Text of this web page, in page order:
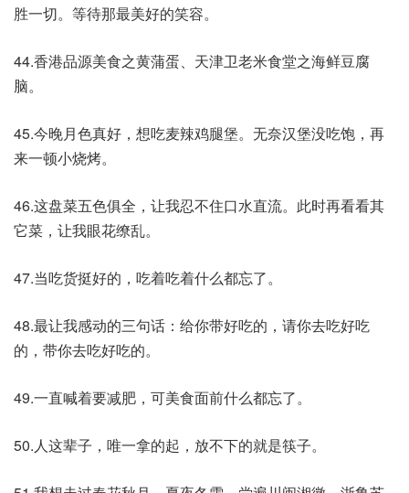
胜一切。等待那最美好的笑容。
44.香港品源美食之黄蒲蛋、天津卫老米食堂之海鲜豆腐
脑。
45.今晚月色真好，想吃麦辣鸡腿堡。无奈汉堡没吃饱，再
来一顿小烧烤。
46.这盘菜五色俱全，让我忍不住口水直流。此时再看看其
它菜，让我眼花缭乱。
47.当吃货挺好的，吃着吃着什么都忘了。
48.最让我感动的三句话：给你带好吃的，请你去吃好吃
的，带你去吃好吃的。
49.一直喊着要减肥，可美食面前什么都忘了。
50.人这辈子，唯一拿的起，放不下的就是筷子。